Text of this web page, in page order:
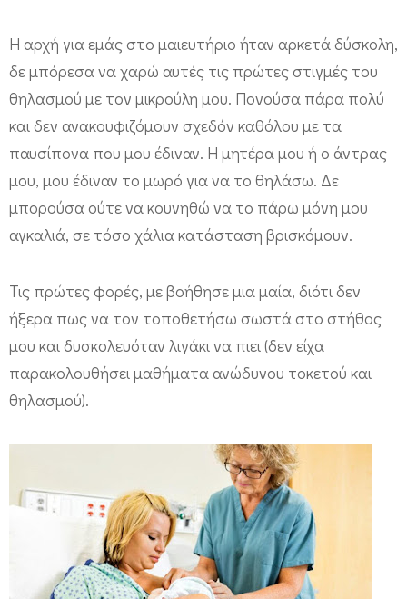
Η αρχή για εμάς στο μαιευτήριο ήταν αρκετά δύσκολη,
δε μπόρεσα να χαρώ αυτές τις πρώτες στιγμές του
θηλασμού με τον μικρούλη μου. Πονούσα πάρα πολύ
και δεν ανακουφιζόμουν σχεδόν καθόλου με τα
παυσίπονα που μου έδιναν. Η μητέρα μου ή ο άντρας
μου, μου έδιναν το μωρό για να το θηλάσω. Δε
μπορούσα ούτε να κουνηθώ να το πάρω μόνη μου
αγκαλιά, σε τόσο χάλια κατάσταση βρισκόμουν.
Τις πρώτες φορές, με βοήθησε μια μαία, διότι δεν
ήξερα πως να τον τοποθετήσω σωστά στο στήθος
μου και δυσκολευόταν λιγάκι να πιει (δεν είχα
παρακολουθήσει μαθήματα ανώδυνου τοκετού και
θηλασμού).